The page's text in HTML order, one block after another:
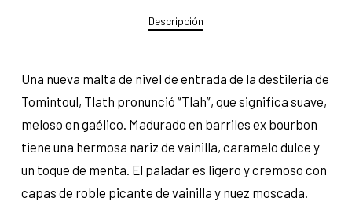
Descripción
Una nueva malta de nivel de entrada de la destilería de
Tomintoul, Tlath pronunció “Tlah”, que significa suave,
meloso en gaélico. Madurado en barriles ex bourbon
tiene una hermosa nariz de vainilla, caramelo dulce y
un toque de menta. El paladar es ligero y cremoso con
capas de roble picante de vainilla y nuez moscada.